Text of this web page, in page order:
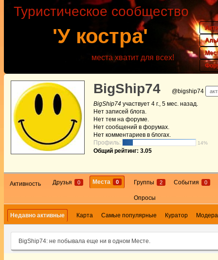
'У костра'
Туристическое сообщество
места хватит для всех!
BigShip74 @bigship74
BigShip74 участвует 4 г., 5 мес. назад.
Нет записей блога.
Нет тем на форуме.
Нет сообщений в форумах.
Нет комментариев в блогах.
Профиль:
14%
Общий рейтинг: 3.05
Активность Друзья 0 Места 0 Группы 2 События 0
Опросы
Недавно активные Карта Самые популярные Куратор
BigShip74: не побывала еще ни в одном Месте.